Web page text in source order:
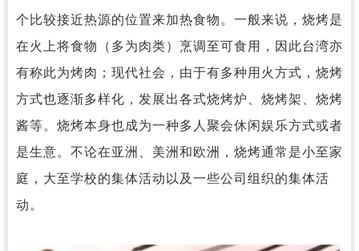
个比较接近热源的位置来加热食物。一般来说，烧烤是
在火上将食物（多为肉类）烹调至可食用，因此台湾亦
有称此为烤肉；现代社会，由于有多种用火方式，烧烤
方式也逐渐多样化，发展出各式烧烤炉、烧烤架、烧烤
酱等。 烧烤本身也成为一种多人聚会休闲娱乐方式或者
是生意。不论在亚洲、美洲和欧洲，烧烤通常是小至家
庭，大至学校的集体活动以及一些公司组织的集体活
动。